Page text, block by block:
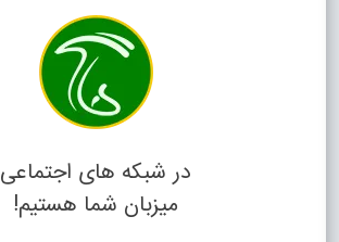
در شبکه های اجتماعی
میزبان شما هستیم!